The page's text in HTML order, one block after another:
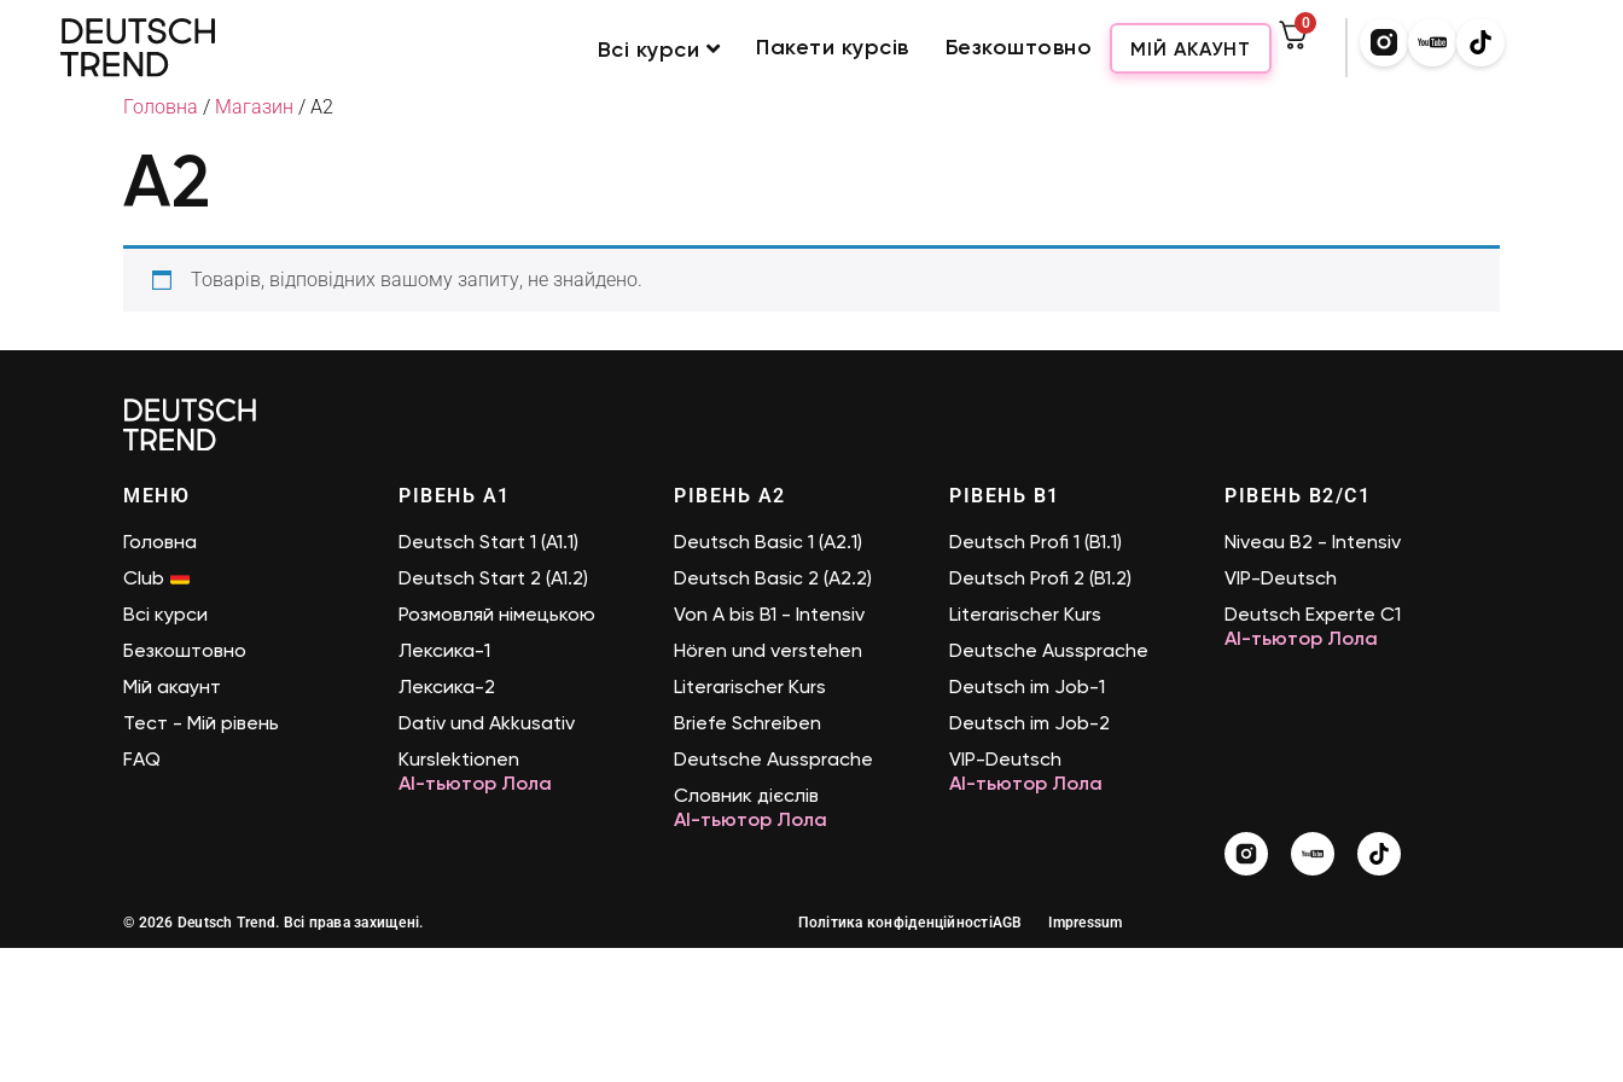
Всі курси Пакети курсів Безкоштовно МІЙ АКАУНТ
0
Головна / Магазин / A2
A2
Товарів, відповідних вашому запиту, не знайдено.
МЕНЮ
Головна
Club
Всі курси
Безкоштовно
Мій акаунт
Тест - Мій рівень
FAQ
РІВЕНЬ А1
Deutsch Start 1 (A1.1)
Deutsch Start 2 (A1.2)
Розмовляй німецькою
Лексика-1
Лексика-2
Dativ und Akkusativ
Kurslektionen
AI-тьютор Лола
РІВЕНЬ А2
Deutsch Basic 1 (A2.1)
Deutsch Basic 2 (A2.2)
Von A bis B1 - Intensiv
Hören und verstehen
Literarischer Kurs
Briefe Schreiben
Deutsche Aussprache
Словник дієслів
AI-тьютор Лола
РІВЕНЬ B1
Deutsch Profi 1 (B1.1)
Deutsch Profi 2 (B1.2)
Literarischer Kurs
Deutsche Aussprache
Deutsch im Job-1
Deutsch im Job-2
VIP-Deutsch
AI-тьютор Лола
РІВЕНЬ B2/C1
Niveau B2 - Intensiv
VIP-Deutsch
Deutsch Experte C1
AI-тьютор Лола
© 2026 Deutsch Trend. Всі права захищені. Політика конфіденційностіAGB Impressum